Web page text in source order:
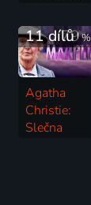
79%
11 dílů
Agatha
Christie:
Slečna